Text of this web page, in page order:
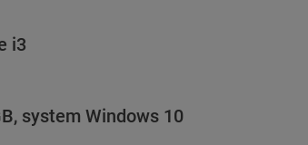
i3
system Windows 10